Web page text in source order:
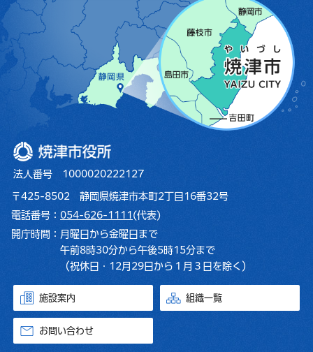
焼津市役所
法人番号 1000020222127
〒425-8502 静岡県焼津市本町2丁目16番32号
電話番号： 054-626-1111 (代表)
開庁時間： 月曜日から金曜日まで
午前8時30分から午後5時15分まで
（祝休日・12月29日から１月３日を除く）
施設案内 組織一覧
お問い合わせ